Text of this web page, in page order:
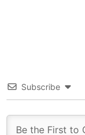
Subscribe